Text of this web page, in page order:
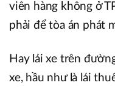
viên hàng không ở
phải để tòa án phát
Hay lái xe trên
xe, hầu như là lái